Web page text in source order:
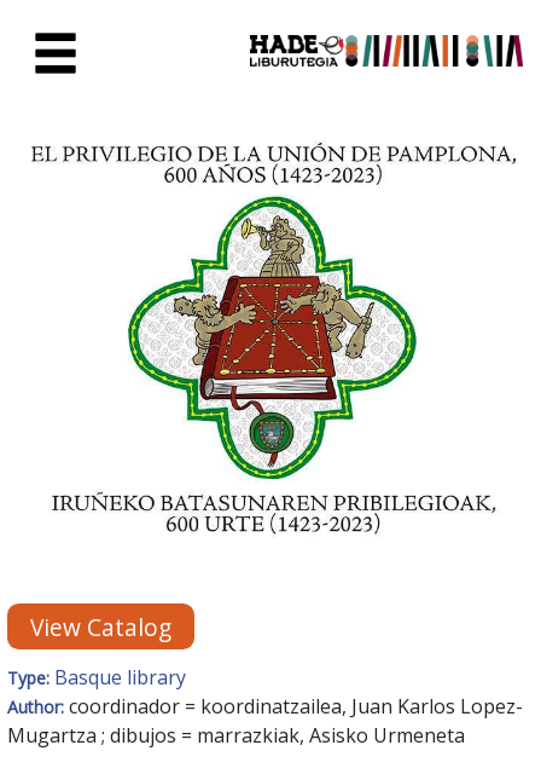
View Catalog
Type: Basque library
Author: coordinador = koordinatzailea, Juan Karlos Lopez-
Mugartza ; dibujos = marrazkiak, Asisko Urmeneta